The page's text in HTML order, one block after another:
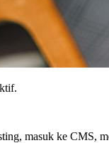
masuk ke CMS,